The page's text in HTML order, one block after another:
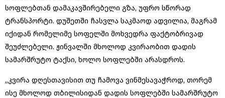
სოფლებთან დამაკავშირებელი გზა, უფრო სწორად
ტრანსპორტი. დუშეთში ჩასვლა საკმაოდ ადვილია, მაგრამ
იქიდან რომელიმე სოფელში მოხვედრა ფაქტობრივად
შეუძლებელი. ჟინვალში მხოლოდ კვირაობით დადის
სამარშრუტო ტაქსი, ხოლო სოფლებში არასდროს.
„კვირა დღესთავისით თუ ჩამოვა ვინმესავაჭროდ, თორემ
ისე მხოლოდ თბილისიდან დადის სოფლებში სამარშრუტო